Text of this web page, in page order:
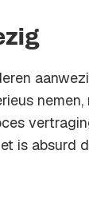
is absurd